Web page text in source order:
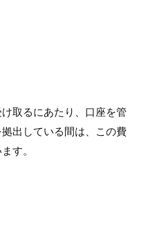
取るにあたり、口座を管
出している間は、この費
す。